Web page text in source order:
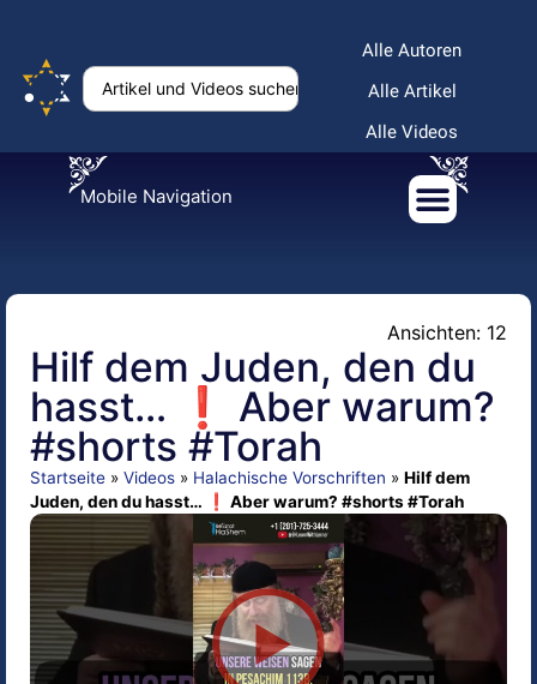
Alle Autoren
Alle Artikel
Alle Videos
Mobile Navigation
Ansichten: 12
Hilf dem Juden, den du
hasst… ❗ Aber warum?
#shorts #Torah
Startseite » Videos » Halachische Vorschriften » Hilf dem
Juden, den du hasst… ❗ Aber warum? #shorts #Torah